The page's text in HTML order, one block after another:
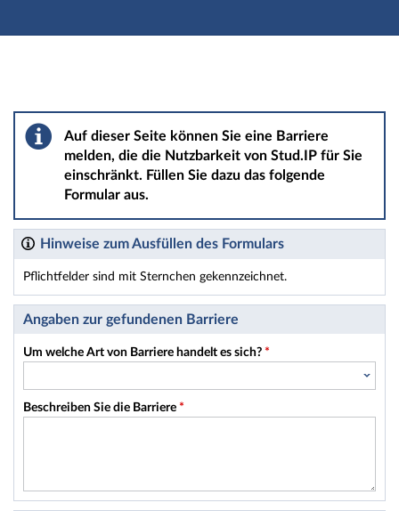
Hauptnavigation
Barriere melden
Auf dieser Seite können Sie eine Barriere
melden, die die Nutzbarkeit von Stud.IP für Sie
einschränkt. Füllen Sie dazu das folgende
Formular aus.
Hinweise zum Ausfüllen des Formulars
Pflichtfelder sind mit Sternchen gekennzeichnet.
Dieses Formular enthält Pflichtfelder.
Angaben zur gefundenen Barriere
Um welche Art von Barriere handelt es sich? *
Beschreiben Sie die Barriere *